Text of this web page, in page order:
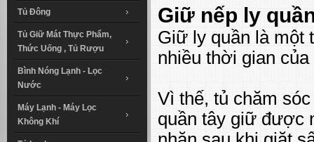
Tủ Đông
Tủ Giữ Mát Thực Phẩm,
Thức Uống , Tủ Rượu
Bình Nóng Lạnh - Lọc
Nước
Máy Lạnh - Máy Lọc
Không Khí
Giữ nếp ly
Giữ ly quần là một
nhiều thời gian
Vì thế, tủ chăm
quần tây giữ được